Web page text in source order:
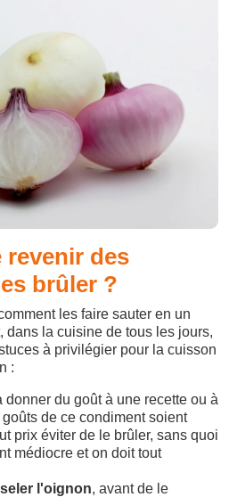
revenir des
brûler ?
les faire sauter en un
dans la cuisine de tous les jours,
à privilégier pour la cuisson
:
du goût à une recette ou à
de ce condiment soient
prix éviter de le brûler, sans quoi
médiocre et on doit tout
l'oignon, avant de le